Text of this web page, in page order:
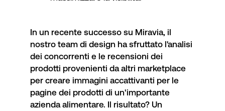
In un recente successo su Miravia, il
nostro team di design ha sfruttato l'analisi
dei concorrenti e le recensioni dei
prodotti provenienti da altri marketplace
per creare immagini accattivanti per le
pagine dei prodotti di un'importante
azienda alimentare. Il risultato? Un